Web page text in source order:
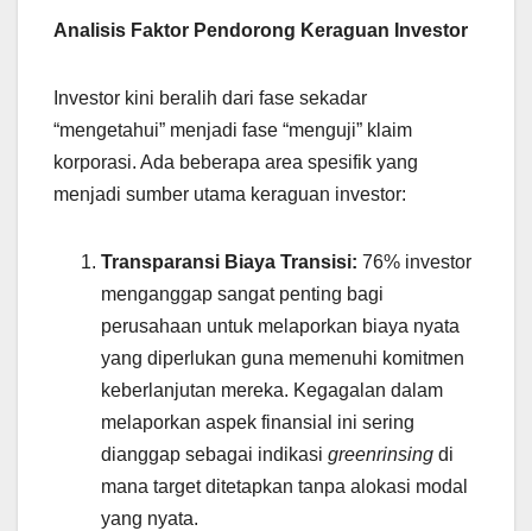
Analisis Faktor Pendorong Keraguan Investor
Investor kini beralih dari fase sekadar
“mengetahui” menjadi fase “menguji” klaim
korporasi. Ada beberapa area spesifik yang
menjadi sumber utama keraguan investor:
Transparansi Biaya Transisi: 76% investor
menganggap sangat penting bagi
perusahaan untuk melaporkan biaya nyata
yang diperlukan guna memenuhi komitmen
keberlanjutan mereka. Kegagalan dalam
melaporkan aspek finansial ini sering
dianggap sebagai indikasi greenrinsing di
mana target ditetapkan tanpa alokasi modal
yang nyata.